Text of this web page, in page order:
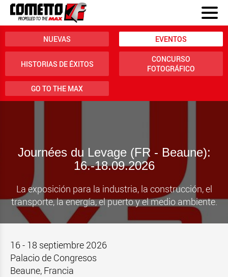
NUEVAS EVENTOS
HISTORIAS DE ÉXITOS
CONCURSO
FOTOGRÁFICO
GO TO THE MAX
Journées du Levage (FR - Beaune):
16.-18.09.2026
La exposición para la industria, la construcción, el
transporte, la energía, el puerto y el medio ambiente.
16 - 18 septiembre 2026
Palacio de Congresos
Beaune, Francia